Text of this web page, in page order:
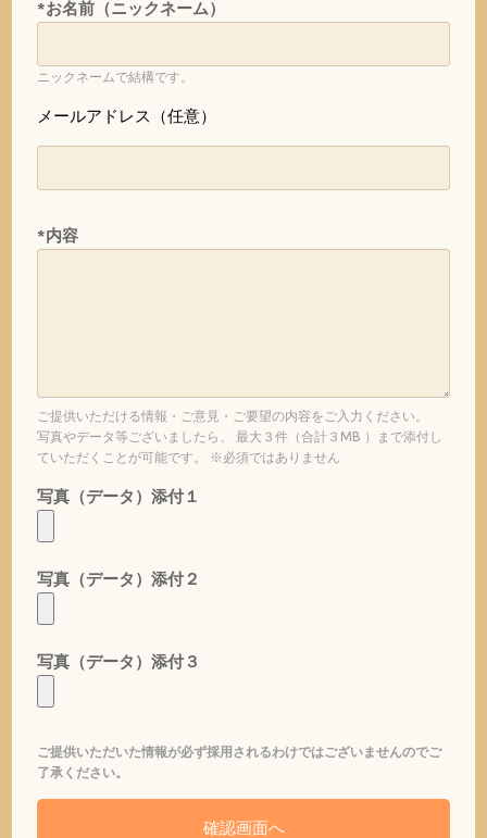
*お名前（ニックネーム）
ニックネームで結構です。
メールアドレス（任意）
*内容
ご提供いただける情報・ご意見・ご要望の内容をご入力ください。
写真やデータ等ございましたら、 最大３件（合計３MB ）まで添付し
ていただくことが可能です。 ※必須ではありません
写真（データ）添付１
写真（データ）添付２
写真（データ）添付３
ご提供いただいた情報が必ず採用されるわけではございませんのでご
了承ください。